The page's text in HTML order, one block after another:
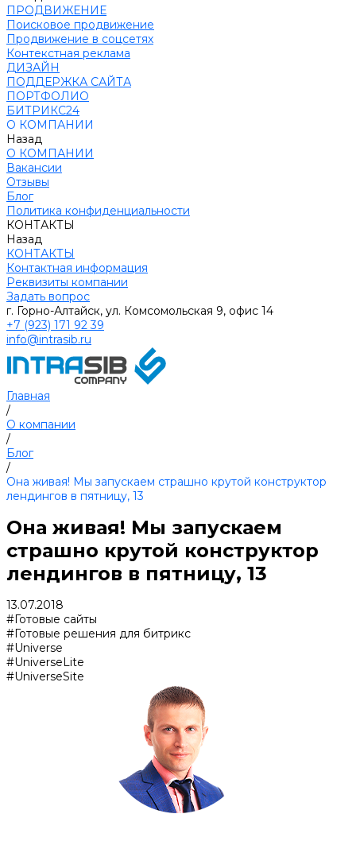
ПРОДВИЖЕНИЕ
Поисковое продвижение
Продвижение в соцсетях
Контекстная реклама
ДИЗАЙН
ПОДДЕРЖКА САЙТА
ПОРТФОЛИО
БИТРИКС24
О КОМПАНИИ
Назад
О КОМПАНИИ
Вакансии
Отзывы
Блог
Политика конфиденциальности
КОНТАКТЫ
Назад
КОНТАКТЫ
Контактная информация
Реквизиты компании
Задать вопрос
г. Горно-Алтайск, ул. Комсомольская 9, офис 14
+7 (923) 171 92 39
info@intrasib.ru
Главная
/
О компании
/
Блог
/
Она живая! Мы запускаем страшно крутой конструктор
лендингов в пятницу, 13
Она живая! Мы запускаем
страшно крутой конструктор
лендингов в пятницу, 13
13.07.2018
#Готовые сайты
#Готовые решения для битрикс
#Universe
#UniverseLite
#UniverseSite